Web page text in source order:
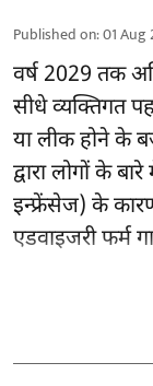
Published on:01 Aug
वर्ष 2029 तक
सीधे व्यक्तिगत
या लीक होने के
द्वारा लोगों के
इन्फ्रेंसेज) के
एडवाइजरी फर्म